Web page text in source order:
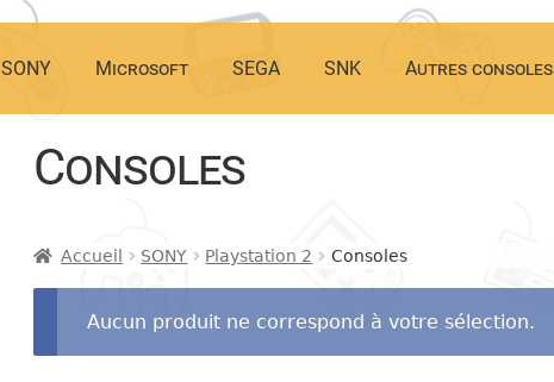
SONY Microsoft SEGA SNK Autres consoles
Consoles
Accueil SONY Playstation 2 Consoles
Aucun produit ne correspond à votre sélection.